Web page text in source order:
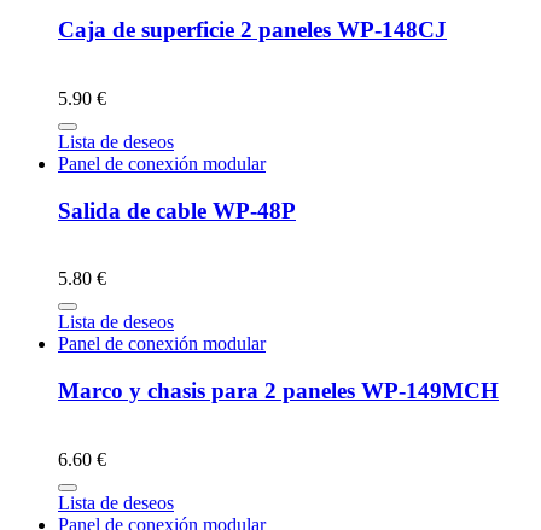
Caja de superficie 2 paneles WP-148CJ
5.90 €
Lista de deseos
Panel de conexión modular
Salida de cable WP-48P
5.80 €
Lista de deseos
Panel de conexión modular
Marco y chasis para 2 paneles WP-149MCH
6.60 €
Lista de deseos
Panel de conexión modular